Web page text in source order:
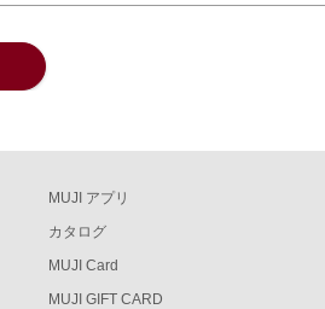
MUJI アプリ
カタログ
MUJI Card
MUJI GIFT CARD